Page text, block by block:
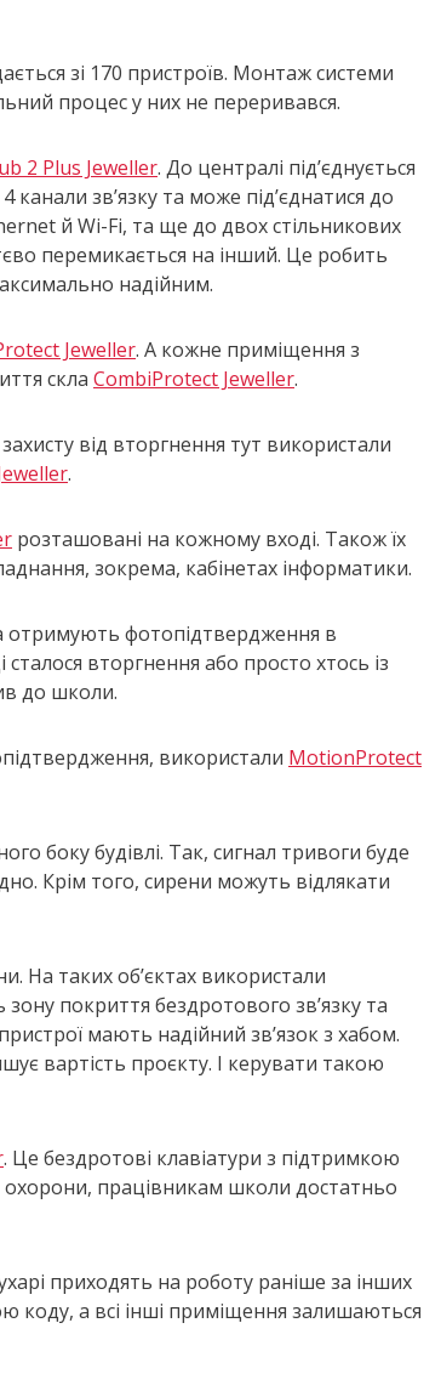
зі 170 пристроїв. Монтаж системи
процес у них не переривався.
2 Plus Jeweller. До централі під’єднується
зв’язку та може під’єднатися до
й Wi-Fi, та ще до двох стільникових
перемикається на інший. Це робить
надійним.
Jeweller. А кожне приміщення з
скла CombiProtect Jeweller.
від вторгнення тут використали
.
розташовані на кожному вході. Також їх
зокрема, кабінетах інформатики.
отримують фотопідтвердження в
вторгнення або просто хтось із
до школи.
використали MotionProtect
боку будівлі. Так, сигнал тривоги буде
Крім того, сирени можуть відлякати
На таких об’єктах використали
покриття бездротового зв’язку та
мають надійний зв’язок з хабом.
вартість проєкту. І керувати такою
. Це бездротові клавіатури з підтримкою
працівникам школи достатньо
приходять на роботу раніше за інших
коду, а всі інші приміщення залишаються